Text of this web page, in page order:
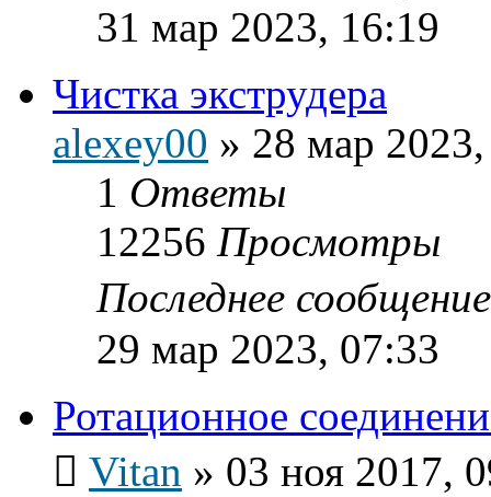
31 мар 2023, 16:19
Чистка экструдера
alexey00 » 28 мар
1 Ответы
12256 Просмотры
Последнее
29 мар 2023, 07:33
Ротационное
Vitan » 03 ноя 2017,